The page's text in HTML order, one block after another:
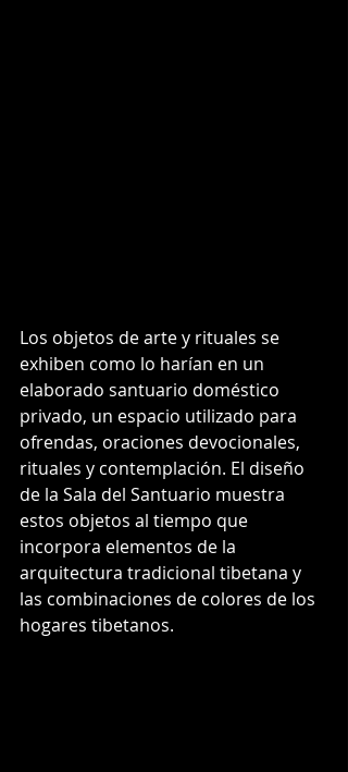
Los objetos de arte y rituales se
exhiben como lo harían en un
elaborado santuario doméstico
privado, un espacio utilizado para
ofrendas, oraciones devocionales,
rituales y contemplación. El diseño
de la Sala del Santuario muestra
estos objetos al tiempo que
incorpora elementos de la
arquitectura tradicional tibetana y
las combinaciones de colores de los
hogares tibetanos.